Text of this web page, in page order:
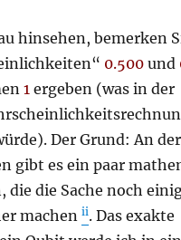
hinsehen, bemerken
0.500 und
1 ergeben (was in der
Der Grund: An der
gibt es ein paar
die die Sache noch
machenii. Das exakte